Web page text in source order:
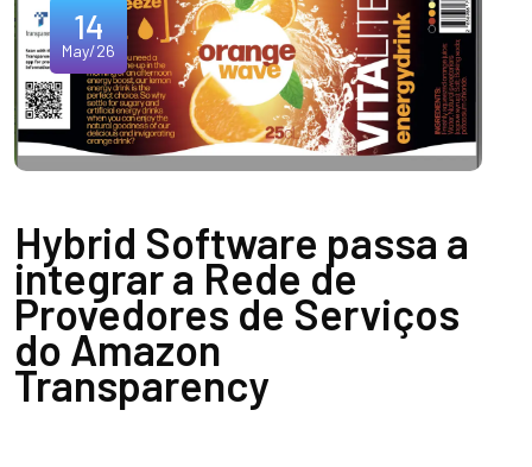
14
May/26
Hybrid Software passa a
integrar a Rede de
Provedores de Serviços
do Amazon
Transparency